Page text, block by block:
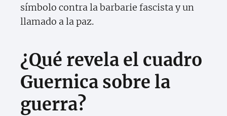
símbolo contra la barbarie fascista y un
llamado a la paz.
¿Qué revela el cuadro
Guernica sobre la
guerra?